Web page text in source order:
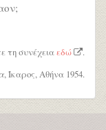
τη συνέχειαεδώ
.
, Ίκαρος, Αθήνα 1954.